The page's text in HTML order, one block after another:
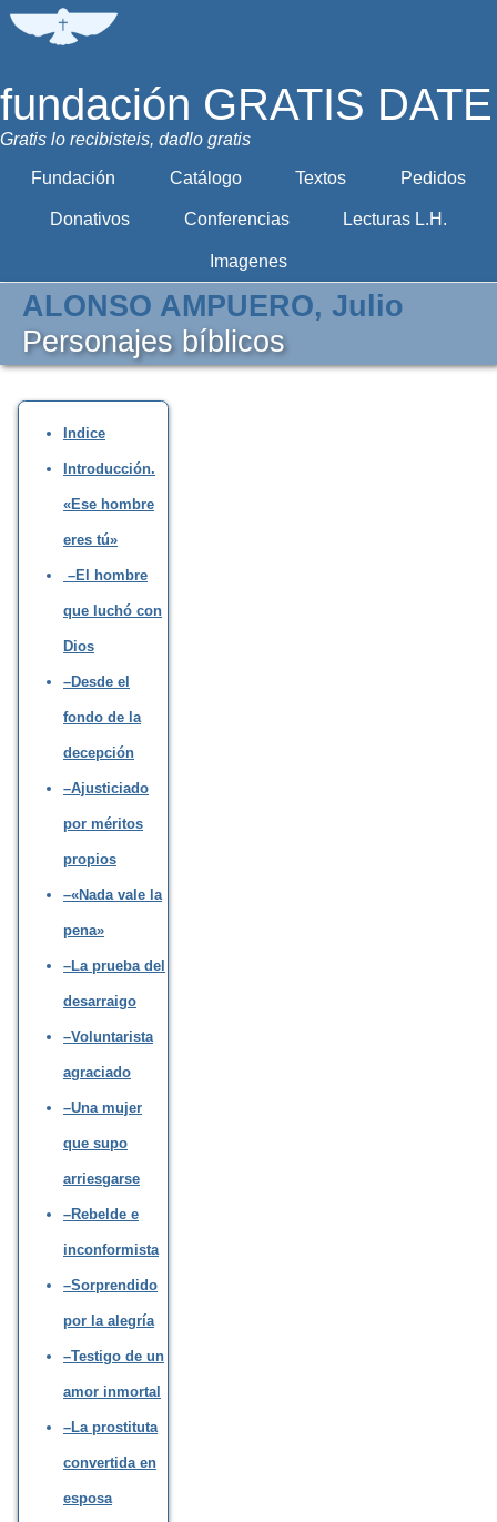
fundación GRATIS DATE
Gratis lo recibisteis, dadlo gratis
Fundación Catálogo Textos Pedidos
Donativos Conferencias Lecturas L.H.
Imagenes
ALONSO AMPUERO, Julio
Personajes bíblicos
Indice
Introducción.
«Ese hombre
eres tú»
–El hombre
que luchó con
Dios
–Desde el
fondo de la
decepción
–Ajusticiado
por méritos
propios
–«Nada vale la
pena»
–La prueba del
desarraigo
–Voluntarista
agraciado
–Una mujer
que supo
arriesgarse
–Rebelde e
inconformista
–Sorprendido
por la alegría
–Testigo de un
amor inmortal
–La prostituta
convertida en
esposa